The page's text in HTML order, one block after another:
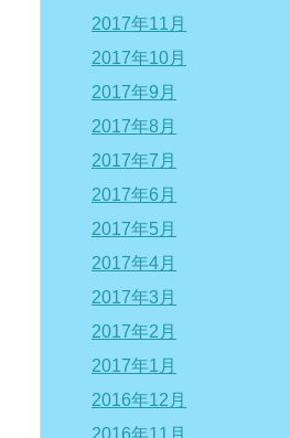
2017年11月
2017年10月
2017年9月
2017年8月
2017年7月
2017年6月
2017年5月
2017年4月
2017年3月
2017年2月
2017年1月
2016年12月
2016年11月